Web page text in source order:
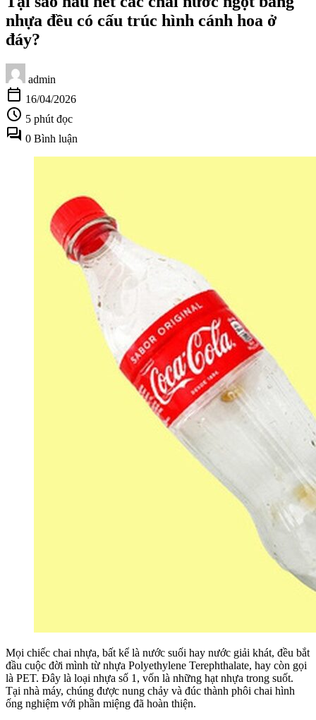
nhựa đều có cấu trúc hình cánh hoa ở
đáy?
admin
calendar_today 16/04/2026
schedule 5 phút đọc
forum 0 Bình luận
Mọi chiếc chai nhựa, bất kể là nước suối hay nước giải khát, đều bắt
đầu cuộc đời mình từ nhựa Polyethylene Terephthalate, hay còn gọi
là PET. Đây là loại nhựa số 1, vốn là những hạt nhựa trong suốt.
Tại nhà máy, chúng được nung chảy và đúc thành phôi chai hình
ống nghiệm với phần miệng đã hoàn thiện.